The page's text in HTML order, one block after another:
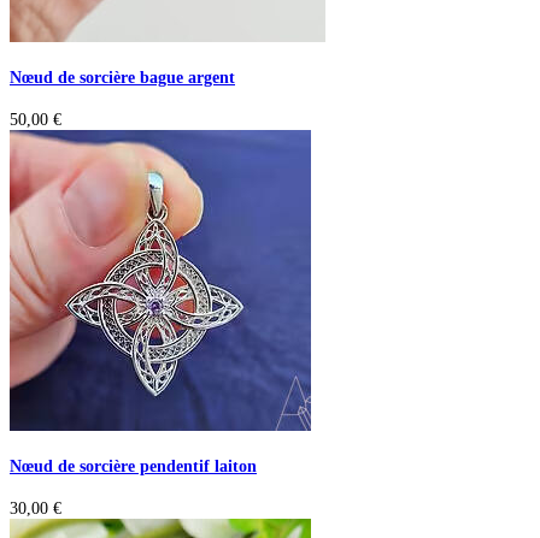
Nœud de sorcière bague argent
50,00 €
Nœud de sorcière pendentif laiton
30,00 €